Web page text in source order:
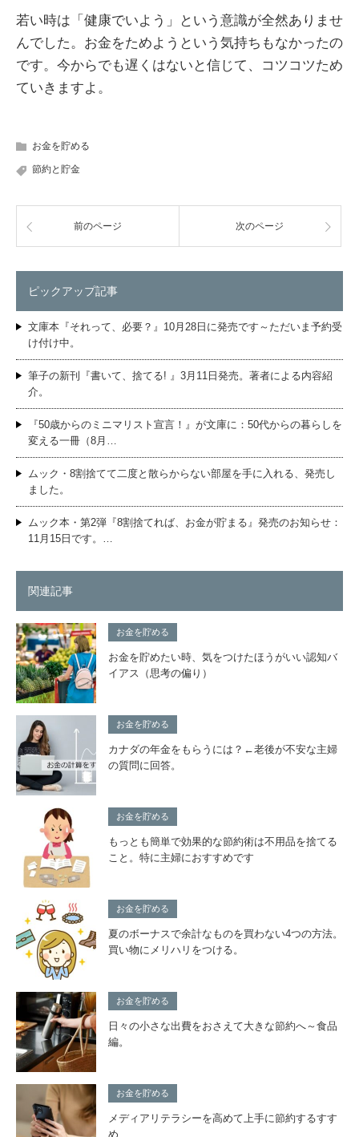
若い時は「健康でいよう」という意識が全然ありませ
んでした。お金をためようという気持ちもなかったの
です。今からでも遅くはないと信じて、コツコツため
ていきますよ。
お金を貯める
節約と貯金
前のページ 次のページ
ピックアップ記事
文庫本『それって、必要？』10月28日に発売です～ただいま予約受
け付け中。
筆子の新刊『書いて、捨てる! 』3月11日発売。著者による内容紹
介。
『50歳からのミニマリスト宣言！』が文庫に：50代からの暮らしを
変える一冊（8月…
ムック・8割捨てて二度と散らからない部屋を手に入れる、発売し
ました。
ムック本・第2弾『8割捨てれば、お金が貯まる』発売のお知らせ：
11月15日です。…
関連記事
お金を貯める
お金を貯めたい時、気をつけたほうがいい認知バ
イアス（思考の偏り）
お金を貯める
カナダの年金をもらうには？←老後が不安な主婦
の質問に回答。
お金を貯める
もっとも簡単で効果的な節約術は不用品を捨てる
こと。特に主婦におすすめです
お金を貯める
夏のボーナスで余計なものを買わない4つの方法。
買い物にメリハリをつける。
お金を貯める
日々の小さな出費をおさえて大きな節約へ～食品
編。
お金を貯める
メディアリテラシーを高めて上手に節約するすす
め